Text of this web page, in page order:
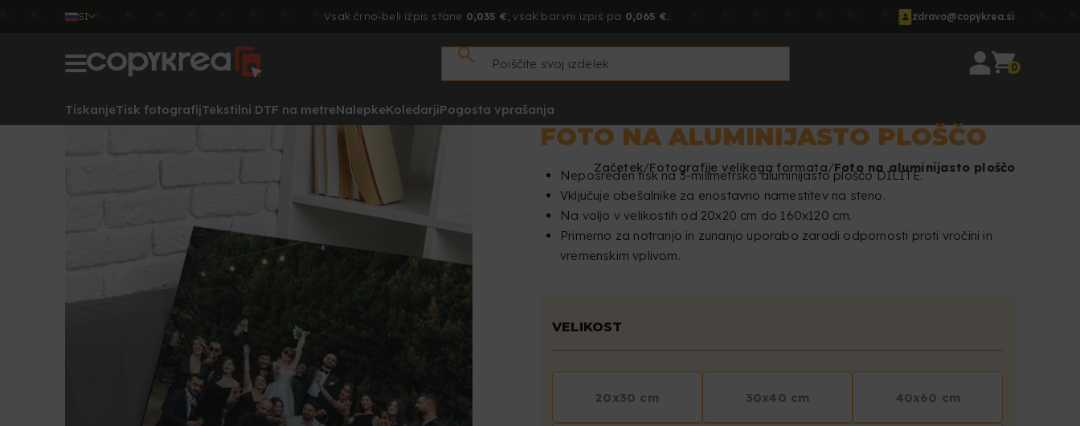
SI Vsak črno-beli izpis stane 0,035 € , vsak barvni izpis pa 0,065 €. zdravo@copykrea.si
0
TiskanjeTisk fotografijTekstilni DTF na metreNalepkeKoledarjiPogosta vprašanja
Začetek Fotografije velikega formata Foto na aluminijasto ploščo
FOTO NA ALUMINIJASTO PLOŠČO
Neposreden tisk na 3-milimetrsko aluminijasto ploščo DILITE.
Vključuje obešalnike za enostavno namestitev na steno.
Na voljo v velikostih od 20x20 cm do 160x120 cm.
Primerno za notranjo in zunanjo uporabo zaradi odpornosti proti vročini in
vremenskim vplivom.
VELIKOST
20x30 cm 30x40 cm 40x60 cm